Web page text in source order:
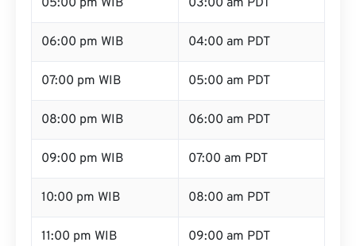
05:00 pm WIB 03:00 am PDT
06:00 pm WIB 04:00 am PDT
07:00 pm WIB 05:00 am PDT
08:00 pm WIB 06:00 am PDT
09:00 pm WIB 07:00 am PDT
10:00 pm WIB 08:00 am PDT
11:00 pm WIB 09:00 am PDT